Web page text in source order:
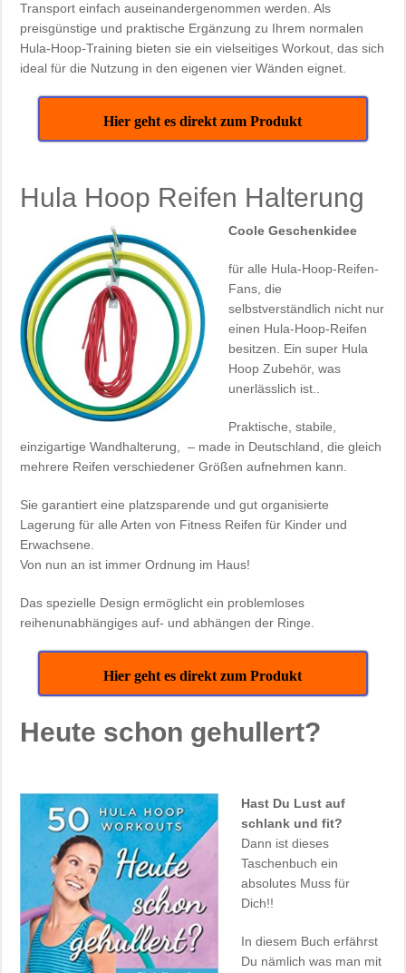
Transport einfach auseinandergenommen werden. Als
preisgünstige und praktische Ergänzung zu Ihrem normalen
Hula-Hoop-Training bieten sie ein vielseitiges Workout, das sich
ideal für die Nutzung in den eigenen vier Wänden eignet.
Hier geht es direkt zum Produkt
Hula Hoop Reifen Halterung
Coole Geschenkidee
für alle Hula-Hoop-Reifen-
Fans, die
selbstverständlich nicht nur
einen Hula-Hoop-Reifen
besitzen. Ein super Hula
Hoop Zubehör, was
unerlässlich ist..
Praktische, stabile,
einzigartige Wandhalterung, – made in Deutschland, die gleich
mehrere Reifen verschiedener Größen aufnehmen kann.
Sie garantiert eine platzsparende und gut organisierte
Lagerung für alle Arten von Fitness Reifen für Kinder und
Erwachsene.
Von nun an ist immer Ordnung im Haus!
Das spezielle Design ermöglicht ein problemloses
reihenunabhängiges auf- und abhängen der Ringe.
Hier geht es direkt zum Produkt
Heute schon gehullert?
Hast Du Lust auf
schlank und fit?
Dann ist dieses
Taschenbuch ein
absolutes Muss für
Dich!!
In diesem Buch erfährst
Du nämlich was man mit